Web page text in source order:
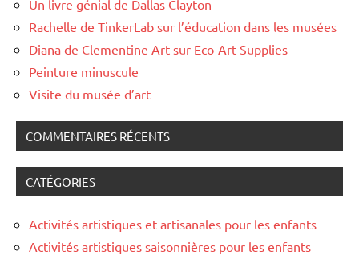
Un livre génial de Dallas Clayton
Rachelle de TinkerLab sur l’éducation dans les musées
Diana de Clementine Art sur Eco-Art Supplies
Peinture minuscule
Visite du musée d’art
COMMENTAIRES RÉCENTS
CATÉGORIES
Activités artistiques et artisanales pour les enfants
Activités artistiques saisonnières pour les enfants